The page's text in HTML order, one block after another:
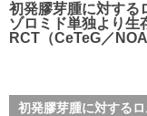
初発膠芽腫に対する
ゾロミド単独より生
RCT（CeTeG／
初発膠芽腫に対する